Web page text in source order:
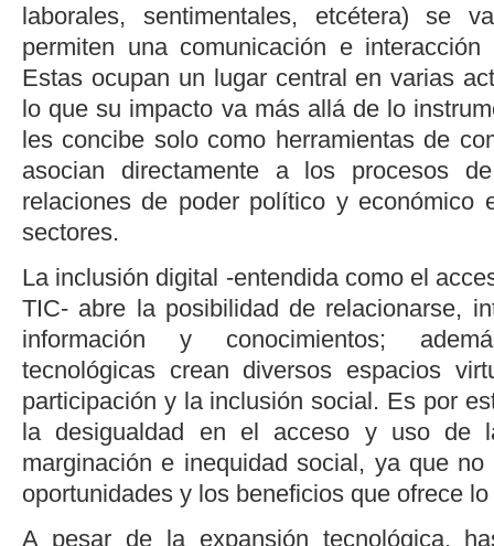
laborales, sentimentales, etcétera) se
permiten una comunicación e
Estas ocupan un lugar central en varias
lo que su impacto va más allá de lo
les concibe solo como herramientas de
asocian directamente a los procesos
relaciones de poder político y económico
sectores.
La inclusión digital -entendida como el
TIC- abre la posibilidad de relacionarse,
información y conocimientos;
tecnológicas crean diversos espacios
participación y la inclusión social. Es por
la desigualdad en el acceso y uso de
marginación e inequidad social, ya que
oportunidades y los beneficios que ofrece
A pesar de la expansión tecnológica,